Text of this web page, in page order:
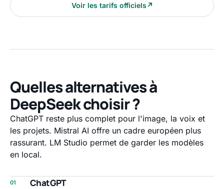
Voir les tarifs officiels↗
Quelles alternatives à
DeepSeek choisir ?
ChatGPT reste plus complet pour l'image, la voix et
les projets. Mistral AI offre un cadre européen plus
rassurant. LM Studio permet de garder les modèles
en local.
01 ChatGPT